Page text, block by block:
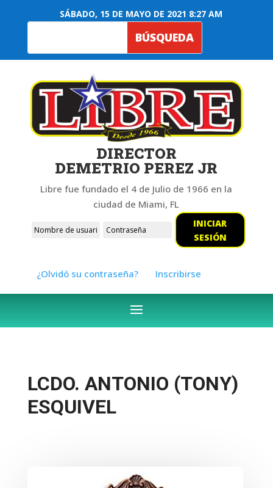
SÁBADO, 15 DE MAYO DE 2021 8:27 AM
DIRECTOR
DEMETRIO PEREZ JR
Libre fue fundado el 4 de Julio de 1966 en la
ciudad de Miami, FL
INICIAR
SESIÓN
¿Olvidó su contraseña? Inscribirse
LCDO. ANTONIO (TONY)
ESQUIVEL